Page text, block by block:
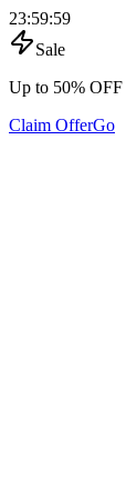
23:59:59
Sale
Up to 50% OFF
Claim OfferGo